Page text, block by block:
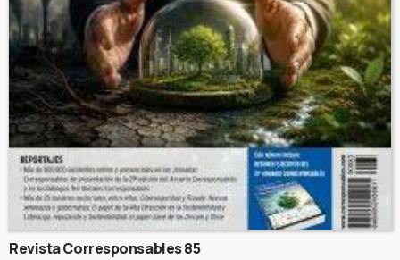
Revista Corresponsables 85